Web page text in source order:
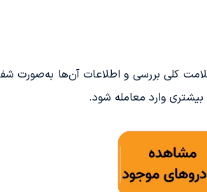
کلی بررسی و اطلاعات آن‌ها به‌صورت
وارد معامله شود.